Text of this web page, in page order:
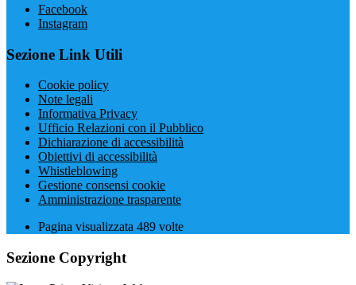
Facebook
Instagram
Sezione Link Utili
Cookie policy
Note legali
Informativa Privacy
Ufficio Relazioni con il Pubblico
Dichiarazione di accessibilità
Obiettivi di accessibilità
Whistleblowing
Gestione consensi cookie
Amministrazione trasparente
Pagina visualizzata 489 volte
Sezione Copyright